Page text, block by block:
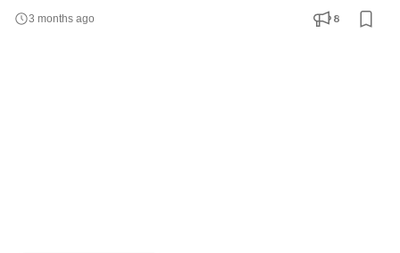
技術を習得し、段階的に実務へと携わっていきます。 具体的な業
務内容 ・自治体DX・業務システムの構築支援： 役場の業務効率
3 months ago 8